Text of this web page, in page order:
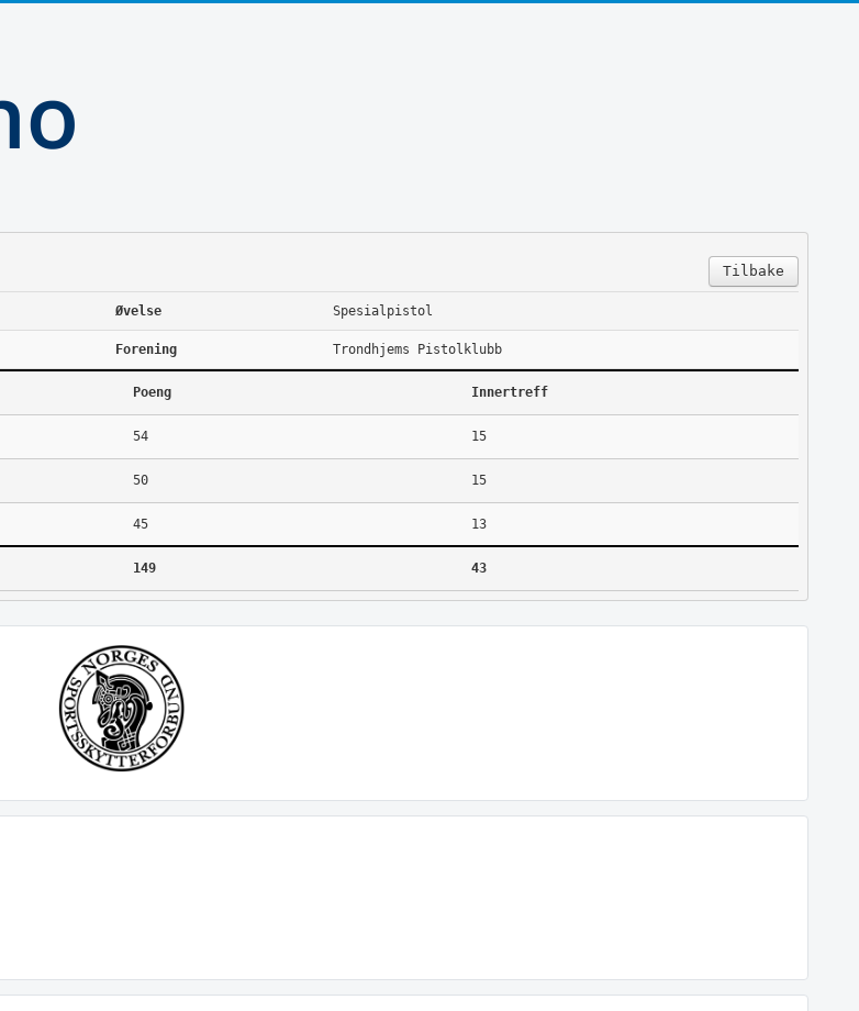
Tilbake
Øvelse Spesialpistol
Forening Trondhjems Pistolklubb
Poeng Innertreff
54 15
50 15
45 13
149 43